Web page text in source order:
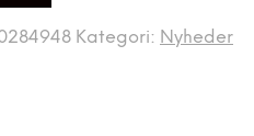
Kategori: Nyheder